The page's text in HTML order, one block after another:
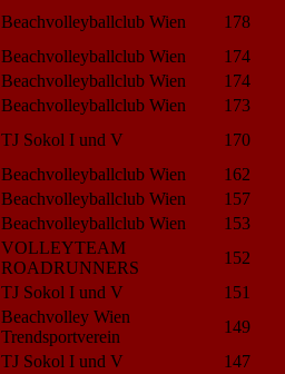
Beachvolleyballclub Wien
178
Beachvolleyballclub Wien
174
Beachvolleyballclub Wien
174
Beachvolleyballclub Wien
173
TJ Sokol I und V
170
Beachvolleyballclub Wien
162
Beachvolleyballclub Wien
157
Beachvolleyballclub Wien
153
VOLLEYTEAM
ROADRUNNERS
152
TJ Sokol I und V
151
Beachvolley Wien
Trendsportverein
149
TJ Sokol I und V
147